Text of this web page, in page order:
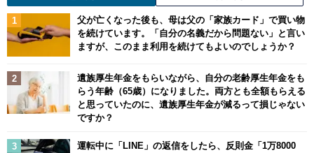
父が亡くなった後も、母は父の「家族カード」で買い物
を続けています。「自分の名義だから問題ない」と言い
ますが、このまま利用を続けてもよいのでしょうか？
遺族厚生年金をもらいながら、自分の老齢厚生年金をも
らう年齢（65歳）になりました。両方とも全額もらえる
と思っていたのに、遺族厚生年金が減るって損じゃない
ですか？
運転中に「LINE」の返信をしたら、反則金「1万8000